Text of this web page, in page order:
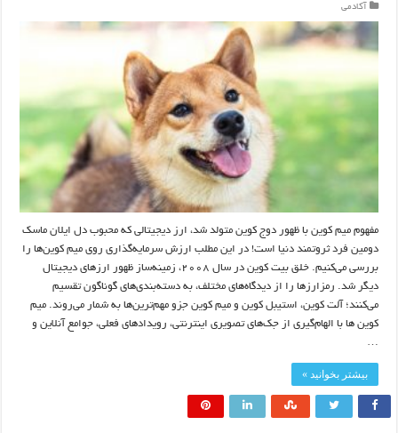
آکادمی
مفهوم میم کوین با ظهور دوج کوین متولد شد، ارز دیجیتالی که محبوب دل ایلان ماسک
دومین فرد ثروتمند دنیا است! در این مطلب ارزش سرمایه‌گذاری روی میم کوین‌ها را
بررسی می‌کنیم. خلق بیت کوین در سال ۲۰۰۸، زمینه‌ساز ظهور ارزهای دیجیتال
دیگر شد. رمزارزها را از دیدگاه‌های مختلف، به دسته‌بندی‌های گوناگون تقسیم
می‌کنند؛ آلت کوین، استیبل کوین و میم کوین جزو مهم‌ترین‌ها به شمار می‌روند. میم
کوین ها با الهام‌گیری از جک‌های تصویری اینترنتی، رویدادهای فعلی، جوامع آنلاین و
…
بیشتر بخوانید »